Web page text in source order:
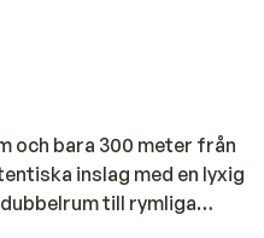
och bara 300 meter från
inslag med en lyxig
till rymliga
börjar du dagen på